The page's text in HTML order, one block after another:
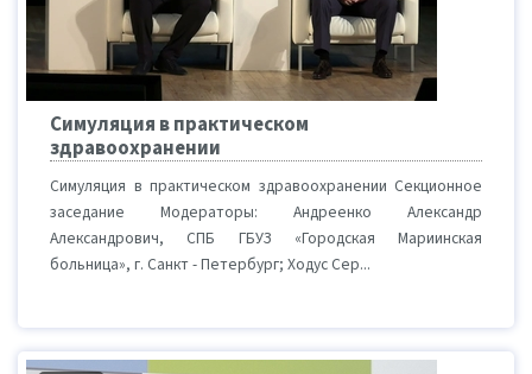
Симуляция в практическом
здравоохранении
Симуляция в практическом здравоохранении Секционное
заседание Модераторы: Андреенко Александр
Александрович, СПБ ГБУЗ «Городская Мариинская
больница», г. Санкт - Петербург; Ходус Сер...